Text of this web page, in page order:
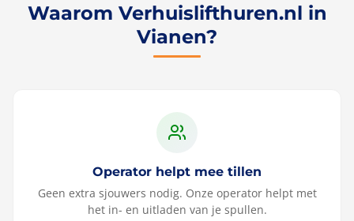
Waarom Verhuislifthuren.nl in
Vianen?
Operator helpt mee tillen
Geen extra sjouwers nodig. Onze operator helpt met
het in- en uitladen van je spullen.